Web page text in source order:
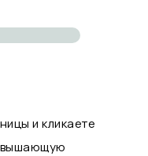
и кликаете